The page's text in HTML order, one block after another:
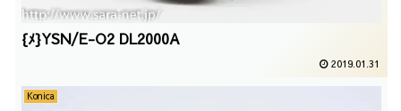
{ﾒ}YSN/E-O2 DL2000A
2019.01.31
Konica